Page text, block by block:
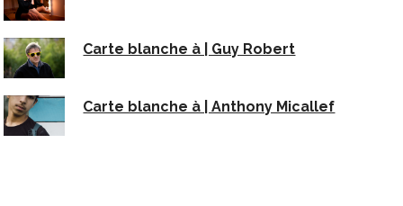
Carte blanche à | Guy Robert
Carte blanche à | Anthony Micallef